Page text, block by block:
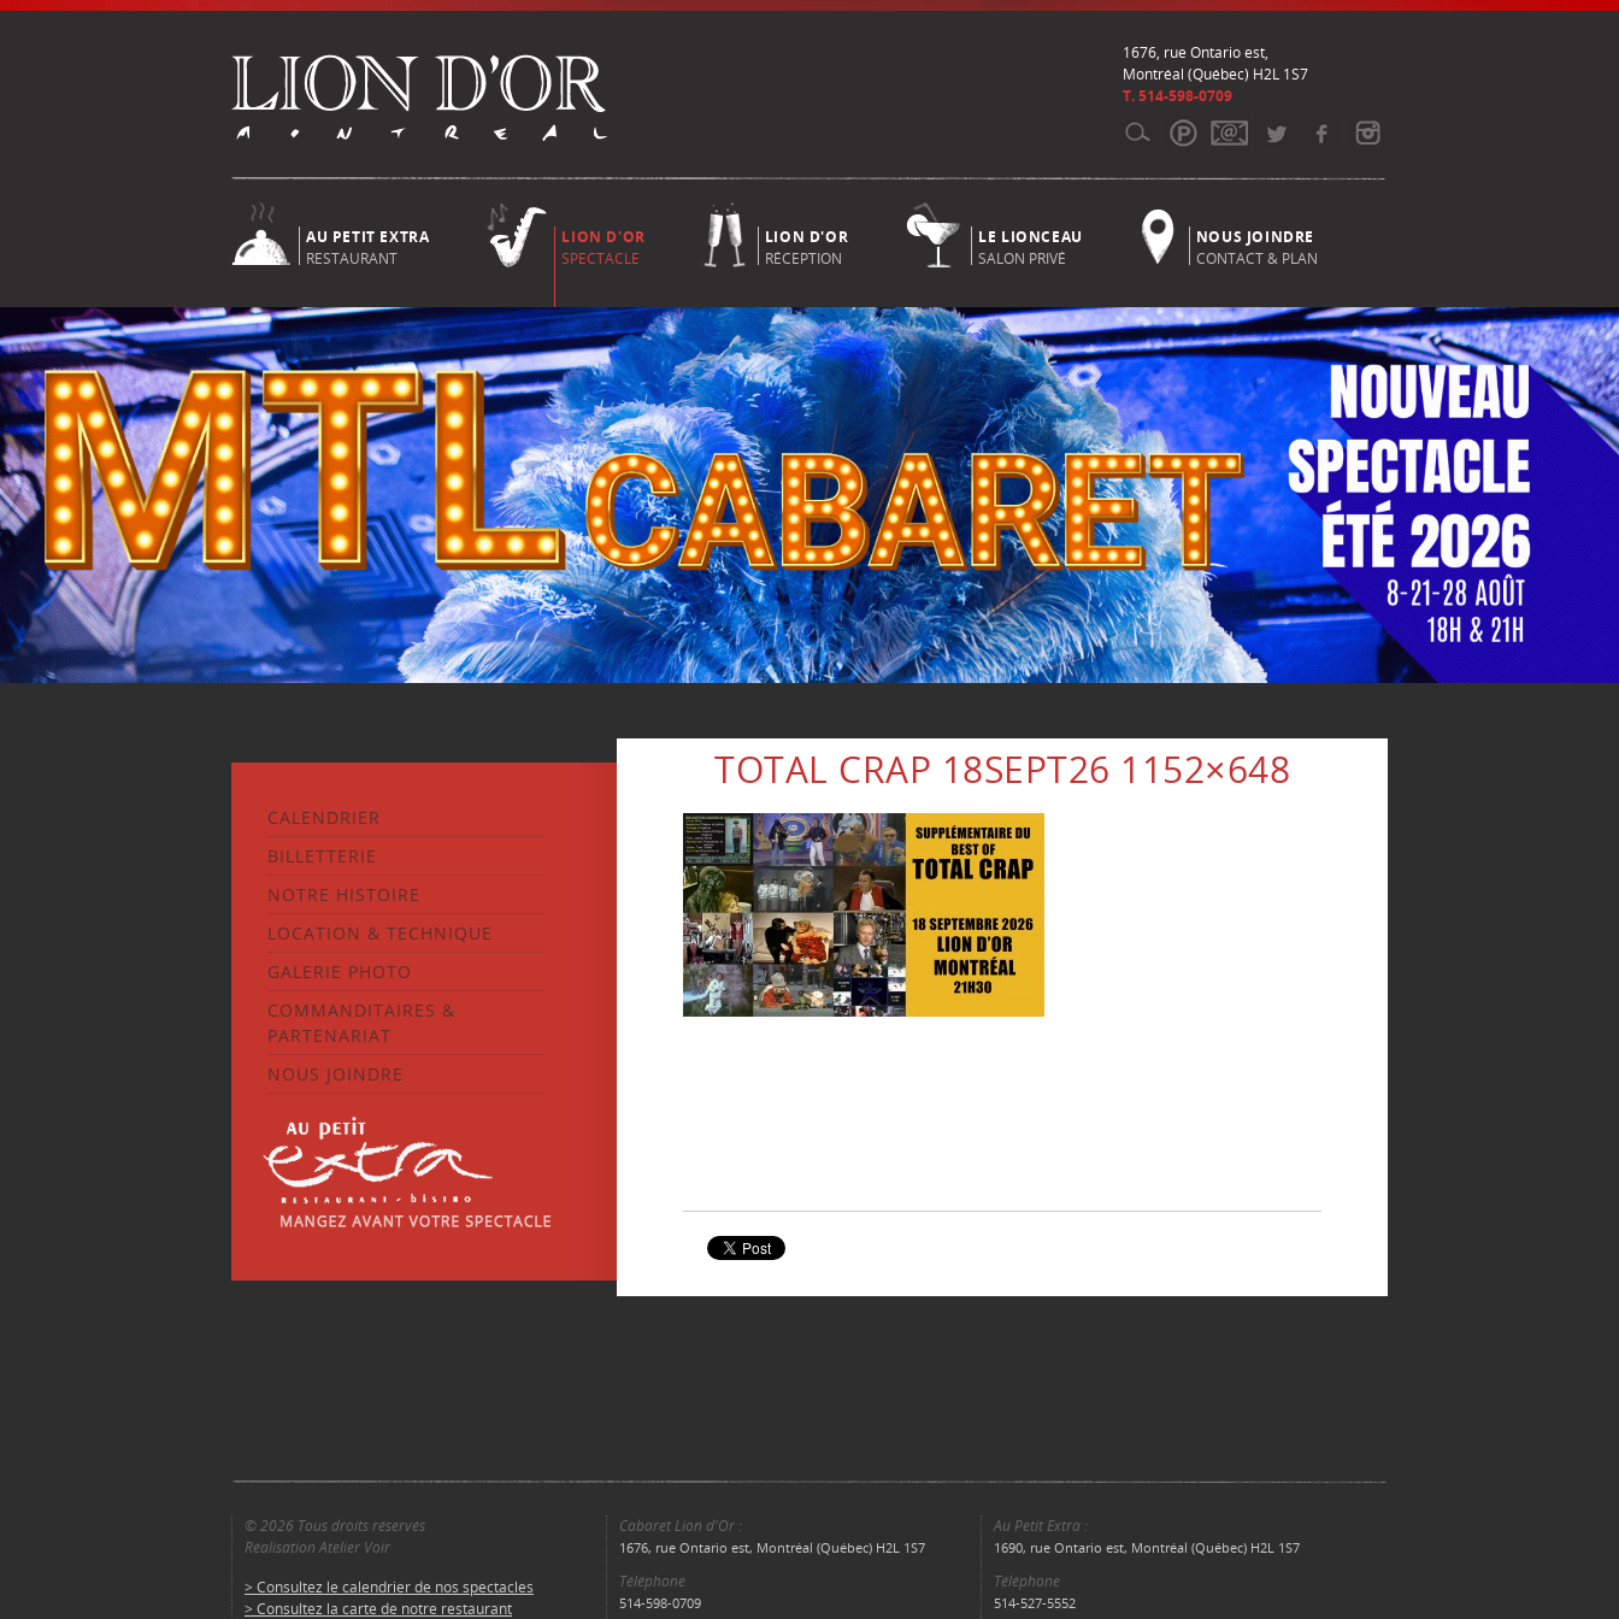
1676, rue Ontario est,
Montréal (Québec) H2L 1S7
T. 514-598-0709
AU PETIT EXTRA
RESTAURANT
LION D'OR
SPECTACLE
LION D'OR
RÉCEPTION
LE LIONCEAU
SALON PRIVÉ
NOUS JOINDRE
CONTACT & PLAN
CALENDRIER
BILLETTERIE
NOTRE HISTOIRE
LOCATION & TECHNIQUE
GALERIE PHOTO
COMMANDITAIRES &
PARTENARIAT
NOUS JOINDRE
TOTAL CRAP 18SEPT26 1152×648
© 2026 Tous droits réservés
Réalisation Atelier Voir
> Consultez le calendrier de nos spectacles
> Consultez la carte de notre restaurant
Cabaret Lion d'Or :
1676, rue Ontario est, Montréal (Québec) H2L 1S7
Téléphone
514-598-0709
Au Petit Extra :
1690, rue Ontario est, Montréal (Québec) H2L 1S7
Téléphone
514-527-5552